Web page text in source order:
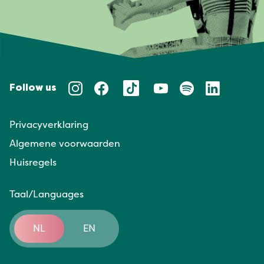
Follow us
Privacyverklaring
Algemene voorwaarden
Huisregels
Taal/Languages
NL EN